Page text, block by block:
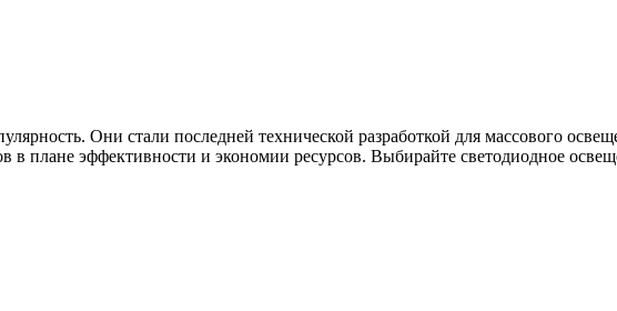
Они стали последней технической разработкой для массового
плане эффективности и экономии ресурсов. Выбирайте светодиодное